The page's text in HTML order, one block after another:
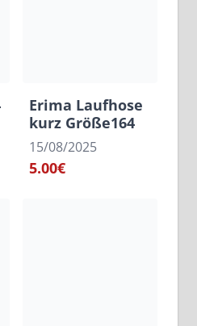
Erima Laufhose
kurz Größe164
15/08/2025
5.00€